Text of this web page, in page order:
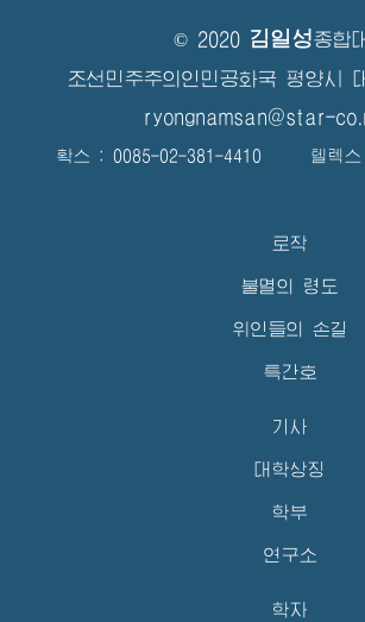
© 2020 김일성종합
조선민주주의인민공화국 평양시
ryongnamsan@star-
확스 : 0085-02-381-4410 텔렉스 :
로작
불멸의 령도
위인들의 손길
특간호
기사
대학상징
학부
연구소
학자